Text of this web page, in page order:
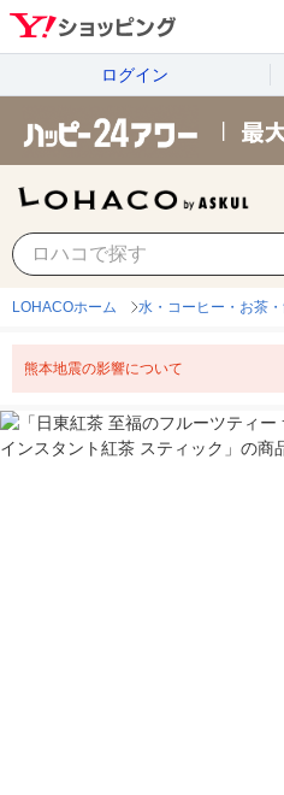
ログイン
LOHACOホーム 水・コーヒー・お茶
熊本地震の影響について